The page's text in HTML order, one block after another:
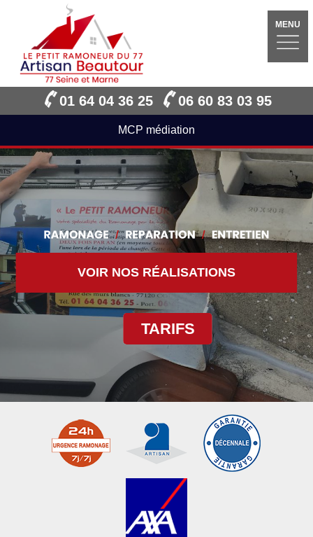
MENU
01 64 04 36 25 06 60 83 03 95
MCP médiation
VOIR NOS RÉALISATIONS
TARIFS